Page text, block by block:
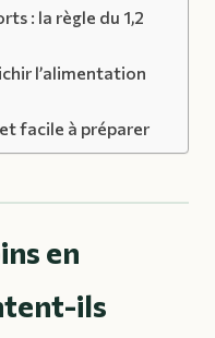
: la règle du 1,2
l’alimentation
facile à préparer
en
ils